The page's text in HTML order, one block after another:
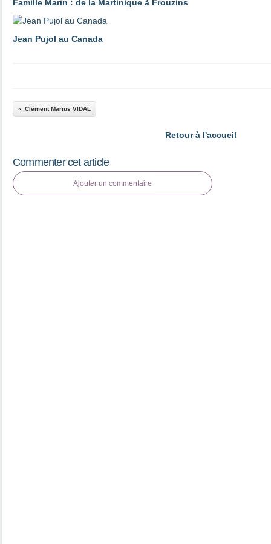
Famille Marin : de la Martinique à Frouzins
Jean Pujol au Canada
Clément Marius VIDAL
Retour à l'accueil
Commenter cet article
Ajouter un commentaire